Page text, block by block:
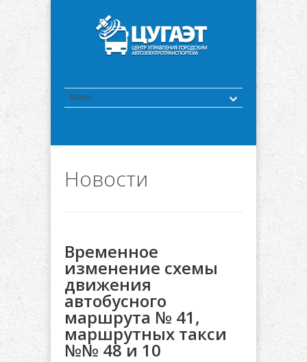
Новости
Временное
изменение схемы
движения
автобусного
маршрута № 41,
маршрутных такси
№№ 48 и 10